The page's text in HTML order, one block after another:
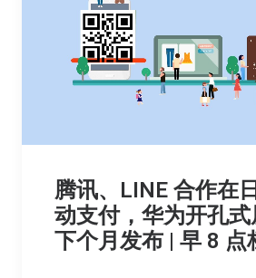
腾讯、LINE 合作在
动支付，华为开孔
下个月发布 | 早 8 点